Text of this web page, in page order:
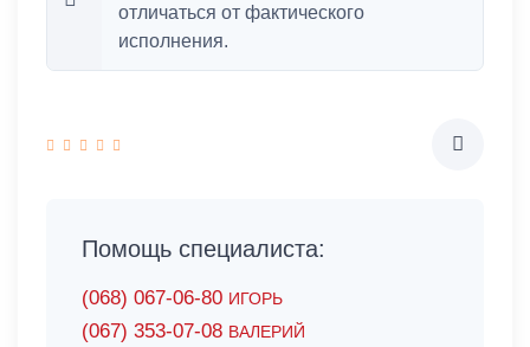
отличаться от фактического
исполнения.
Помощь специалиста:
(068) 067-06-80 ИГОРЬ
(067) 353-07-08 ВАЛЕРИЙ